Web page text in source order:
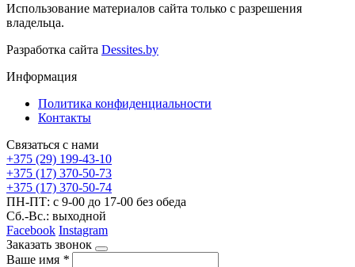
Использование материалов сайта только с разрешения
владельца.
Разработка сайта Dessites.by
Информация
Политика конфиденциальности
Контакты
Связаться с нами
+375 (29) 199-43-10
+375 (17) 370-50-73
+375 (17) 370-50-74
ПН-ПТ: с 9-00 до 17-00 без обеда
Сб.-Вс.: выходной
Facebook Instagram
Заказать звонок
Ваше имя *